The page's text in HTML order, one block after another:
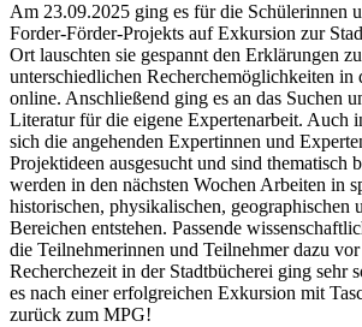
Am 23.09.2025 ging es für die Schülerinnen
Forder-Förder-Projekts auf Exkursion zur
Ort lauschten sie gespannt den Erklärungen
unterschiedlichen Recherchemöglichkeiten in
online. Anschließend ging es an das Suchen
Literatur für die eigene Expertenarbeit. Auch
sich die angehenden Expertinnen und
Projektideen ausgesucht und sind thematisch
werden in den nächsten Wochen Arbeiten in
historischen, physikalischen, geographischen
Bereichen entstehen. Passende
die Teilnehmerinnen und Teilnehmer dazu
Recherchezeit in der Stadtbücherei ging sehr
es nach einer erfolgreichen Exkursion mit
zurück zum MPG!